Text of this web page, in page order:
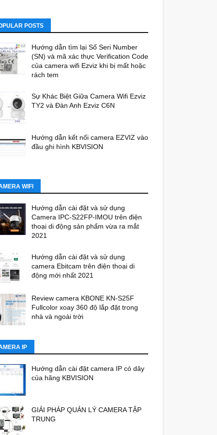
POSTS
Hướng dẫn tìm lại Số Seri Number
(SN) và mã xác thực Verification Code
của camera wifi Ezviz khi bị mất hoặc
rách tem
Sự Khác Biệt Giữa Camera Wifi Ezviz
TY2 và Đàn Anh Ezviz C6N
Hướng dẫn kết nối camera EZVIZ vào
đầu ghi hình KBVISION
WIFI
Hướng dẫn cài đặt và sử dụng
Camera IPC-S22FP-IMOU trên điện
thoại di động sản phẩm vừa ra mắt
2021
Hướng dẫn cài đặt và sử dụng
camera Ebitcam trên điện thoại di
động mới nhất 2021
Review camera KBONE KN-S25F
Fullcolor xoay 360 độ lắp đặt trong
nhà và ngoài trời
IP
Hướng dẫn cài đặt camera IP có dây
của hãng KBVISION
GIẢI PHÁP QUẢN LÝ CAMERA TẬP
TRUNG